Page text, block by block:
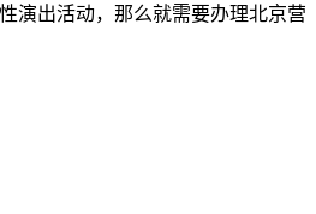
演出活动，那么就需要办理北京营